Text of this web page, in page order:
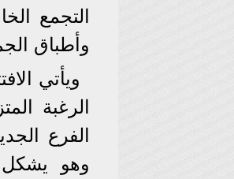
التجمع
وأطباق
ويأتي
الرغبة
الفرع
وهو يشكل